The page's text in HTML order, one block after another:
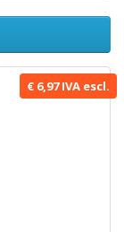
€ 6,97 IVA escl.